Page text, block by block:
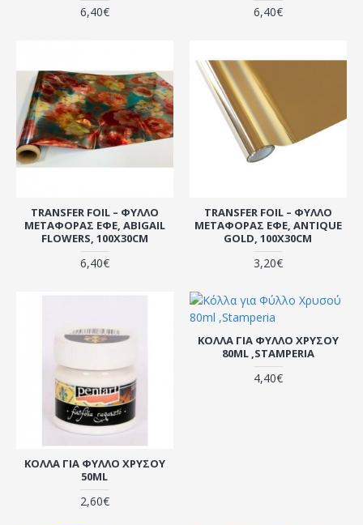
6,40€ 6,40€
TRANSFER FOIL – ΦΎΛΛΟ
ΜΕΤΑΦΟΡΆΣ ΕΦΈ, ABIGAIL
FLOWERS, 100X30CM
6,40€
TRANSFER FOIL – ΦΎΛΛΟ
ΜΕΤΑΦΟΡΆΣ ΕΦΈ, ANTIQUE
GOLD, 100X30CM
3,20€
ΚΌΛΛΑ ΓΙΑ ΦΎΛΛΟ ΧΡΥΣΟΎ
50ML
2,60€
ΚΌΛΛΑ ΓΙΑ ΦΎΛΛΟ ΧΡΥΣΟΎ
80ML ,STAMPERIA
4,40€